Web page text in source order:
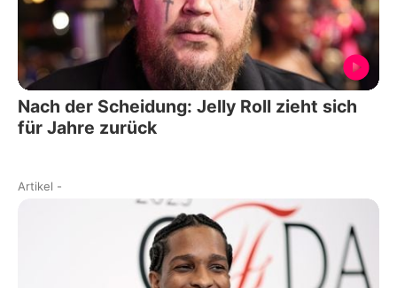
Nach der Scheidung: Jelly Roll zieht sich
für Jahre zurück
Artikel -